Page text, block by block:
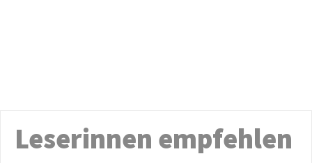
Leserinnen empfehlen